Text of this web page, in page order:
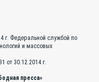
г. Федеральной службой по
и массовых
от 30.12.2014 г.
пресса»